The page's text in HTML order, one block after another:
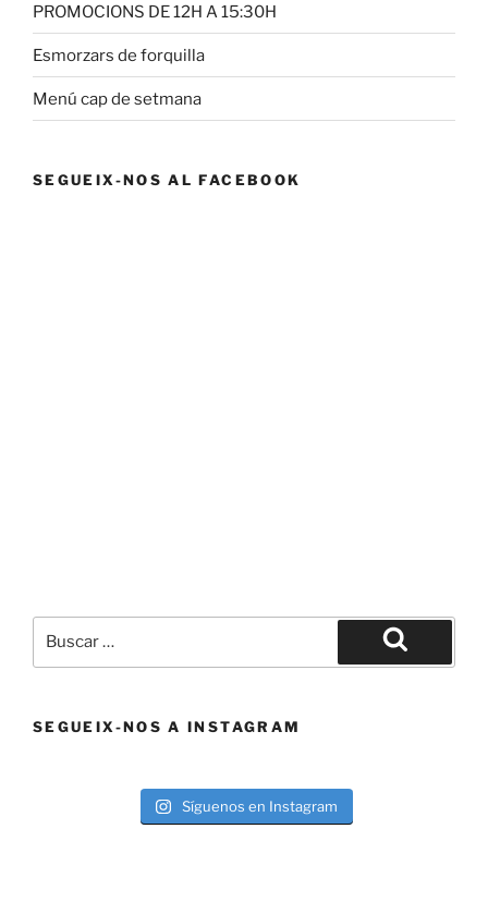
PROMOCIONS DE 12H A 15:30H
Esmorzars de forquilla
Menú cap de setmana
SEGUEIX-NOS AL FACEBOOK
por:
Buscar
SEGUEIX-NOS A INSTAGRAM
Síguenos en Instagram